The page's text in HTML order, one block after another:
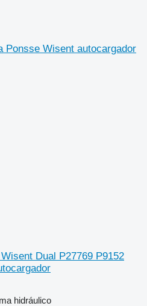
Ponsse Wisent autocargador
Dual P27769 P9152
hidráulico